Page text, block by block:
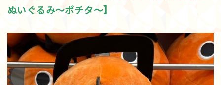
ぬいぐるみ～ポチタ～】